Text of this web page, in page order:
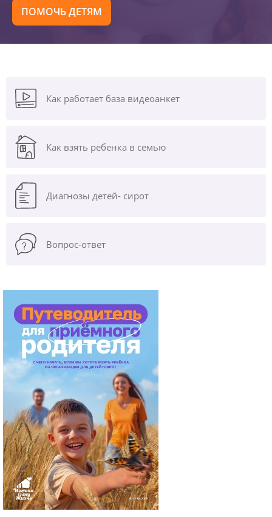
ПОМОЧЬ ДЕТЯМ
Как работает база видеоанкет
Как взять ребенка в семью
Диагнозы детей- сирот
Вопрос-ответ